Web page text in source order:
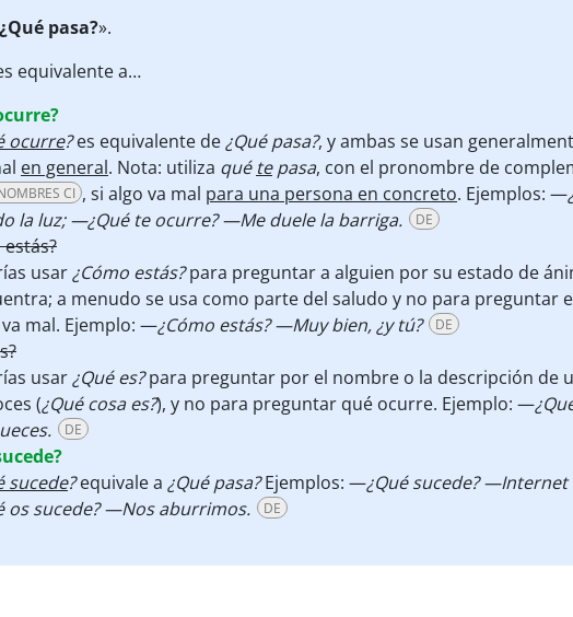
¿Qué pasa?».
equivalente a…
ocurre?es equivalente de¿Qué pasa?, y ambas se usan
en general. Nota: utiliza qué tepasa, con el pronombre de
CI , si algo va mal para una persona en concreto. Ejemplos: —
la luz; —¿Qué te ocurre? —Me duele la barriga.
DE
estás?
usar¿Cómo estás?para preguntar a alguien por su estado de
a menudo se usa como parte del saludo y no para preguntar
mal. Ejemplo: —¿Cómo estás? —Muy bien, ¿y tú? DE
usar¿Qué es?para preguntar por el nombre o la descripción de
(¿Qué cosa es?), y no para preguntar qué ocurre. Ejemplo: —
DE
sucede?equivale a ¿Qué pasa?Ejemplos: —¿Qué sucede?
os sucede? —Nos aburrimos.
DE